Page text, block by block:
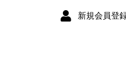
新規会員登